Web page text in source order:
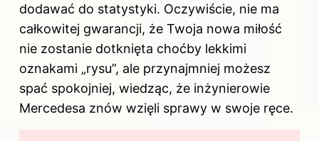
dodawać do statystyki. Oczywiście, nie ma
całkowitej gwarancji, że Twoja nowa miłość
nie zostanie dotknięta choćby lekkimi
oznakami „rysu”, ale przynajmniej możesz
spać spokojniej, wiedząc, że inżynierowie
Mercedesa znów wzięli sprawy w swoje ręce.